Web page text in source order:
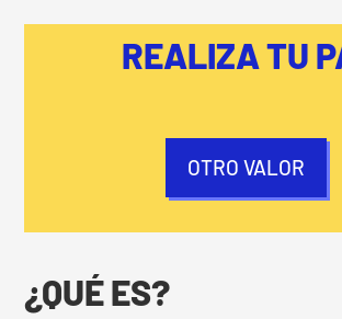
REALIZA TU
OTRO VALOR
¿QUÉ ES?